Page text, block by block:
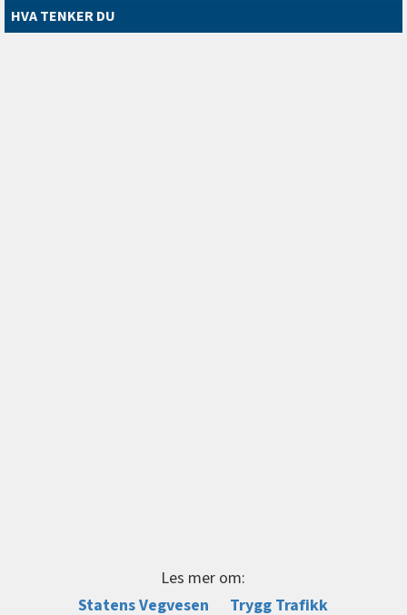
HVA TENKER DU
Les mer om:
Statens Vegvesen
Trygg Trafikk